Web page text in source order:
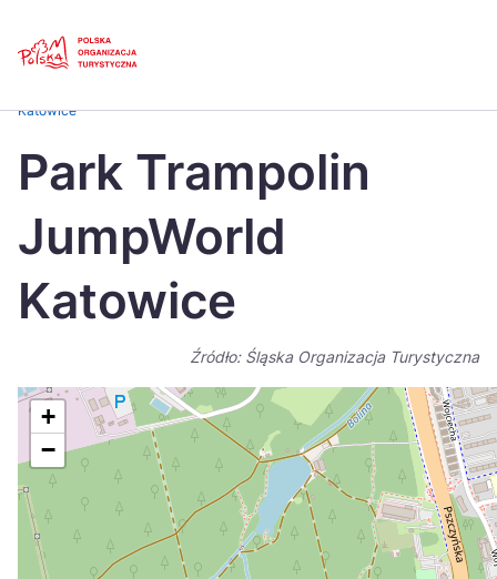
Česká
Dansk
Italiano
日本
Português
Suomi
Україна
Zamknij
Katowice
Park Trampolin
JumpWorld
Katowice
Źródło: Śląska Organizacja Turystyczna
+
−